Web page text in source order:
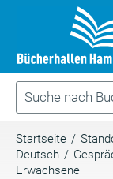
Startseite /
Deutsch /
Erwachsene